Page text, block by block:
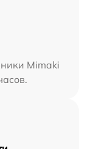
Mimaki